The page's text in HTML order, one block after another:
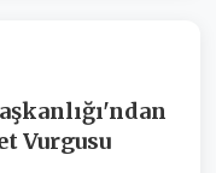
Vurgusu